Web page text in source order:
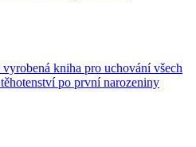
kniha pro uchování všech
po první narozeniny